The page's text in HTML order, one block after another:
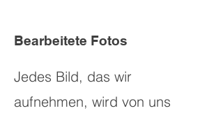
Bearbeitete Fotos
Jedes Bild, das wir
aufnehmen, wird von uns